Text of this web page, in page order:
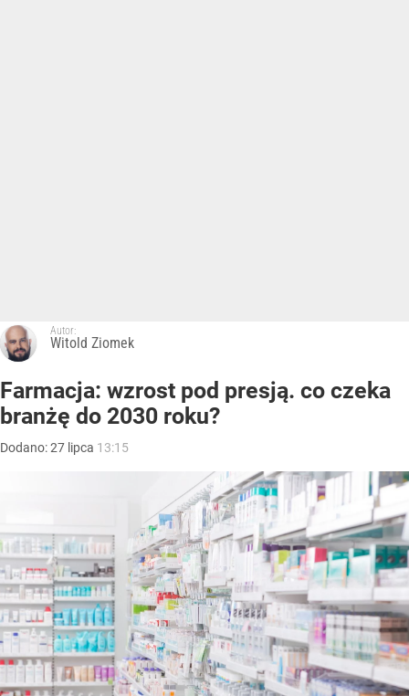
Autor:
Witold Ziomek
Farmacja: wzrost pod presją. co czeka
branżę do 2030 roku?
Dodano:27 lipca 13:15